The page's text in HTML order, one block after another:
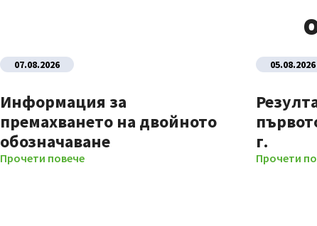
07.08.2026
Информация за
премахването на двойното
обозначаване
Прочети повече
05.08.2026
г.
Прочети